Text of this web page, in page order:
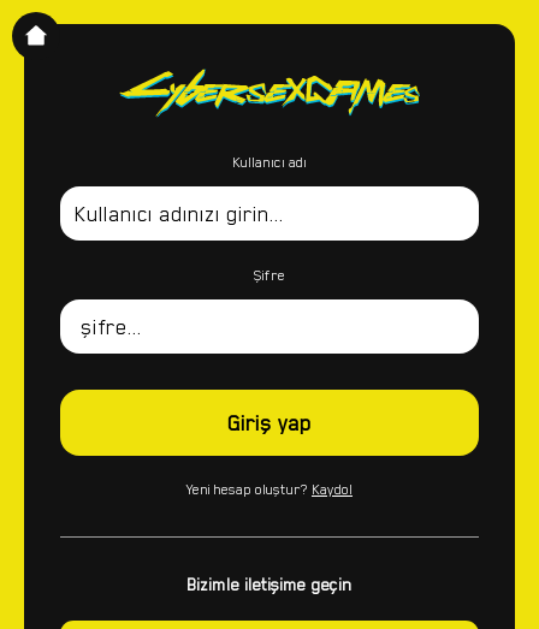
Kullanıcı adı
Şifre
Giriş yap
Yeni hesap oluştur? Kaydol
Bizimle iletişime geçin